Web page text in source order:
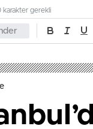
karakter gerekli